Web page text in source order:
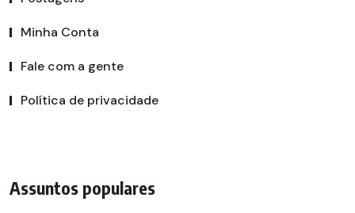
Minha Conta
Fale com a gente
Política de privacidade
Assuntos populares